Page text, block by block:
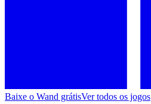
Baixe o Wand grátisVer todos os jogos